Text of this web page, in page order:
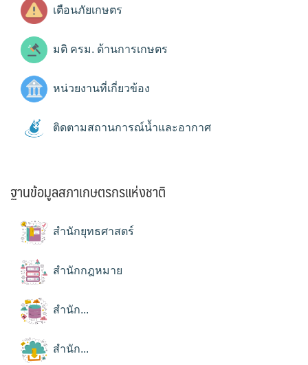
เตือนภัยเกษตร
มติ ครม. ด้านการเกษตร
หน่วยงานที่เกี่ยวข้อง
ติดตามสถานการณ์น้ำและอากาศ
ฐานข้อมูลสภาเกษตรกรแห่งชาติ
สำนักยุทธศาสตร์
สำนักกฎหมาย
สำนัก...
สำนัก...